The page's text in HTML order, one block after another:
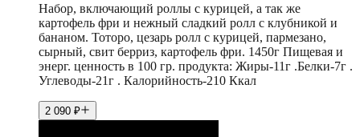
Набор, включающий роллы с курицей, а так же
картофель фри и нежный сладкий ролл с клубникой и
бананом. Тоторо, цезарь ролл с курицей, пармезано,
сырный, свит берриз, картофель фри. 1450г Пищевая и
энерг. ценность в 100 гр. продукта: Жиры-11г .Белки-7г .
Углеводы-21г . Калорийность-210 Ккал
2 090 ₽